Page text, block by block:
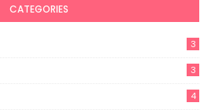
CATEGORIES
3
3
4